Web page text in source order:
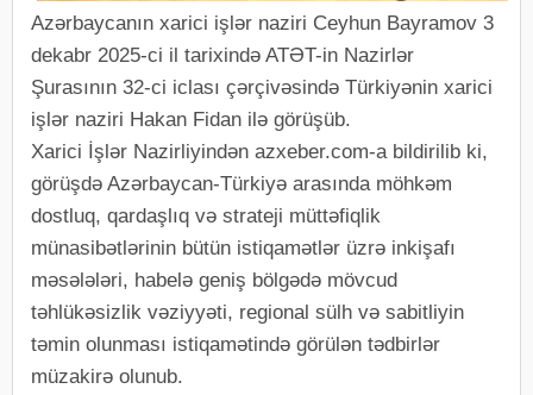
Azərbaycanın xarici işlər naziri Ceyhun Bayramov 3
dekabr 2025-ci il tarixində ATƏT-in Nazirlər
Şurasının 32-ci iclası çərçivəsində Türkiyənin xarici
işlər naziri Hakan Fidan ilə görüşüb.
Xarici İşlər Nazirliyindən azxeber.com-a bildirilib ki,
görüşdə Azərbaycan-Türkiyə arasında möhkəm
dostluq, qardaşlıq və strateji müttəfiqlik
münasibətlərinin bütün istiqamətlər üzrə inkişafı
məsələləri, habelə geniş bölgədə mövcud
təhlükəsizlik vəziyyəti, regional sülh və sabitliyin
təmin olunması istiqamətində görülən tədbirlər
müzakirə olunub.